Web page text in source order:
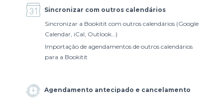
Sincronizar com outros calendários
Sincronizar a Bookitit com outros calendários (Google
Calendar, iCal, Outlook…)
Importação de agendamentos de outros calendários
para a Bookitit
Agendamento antecipado e cancelamento